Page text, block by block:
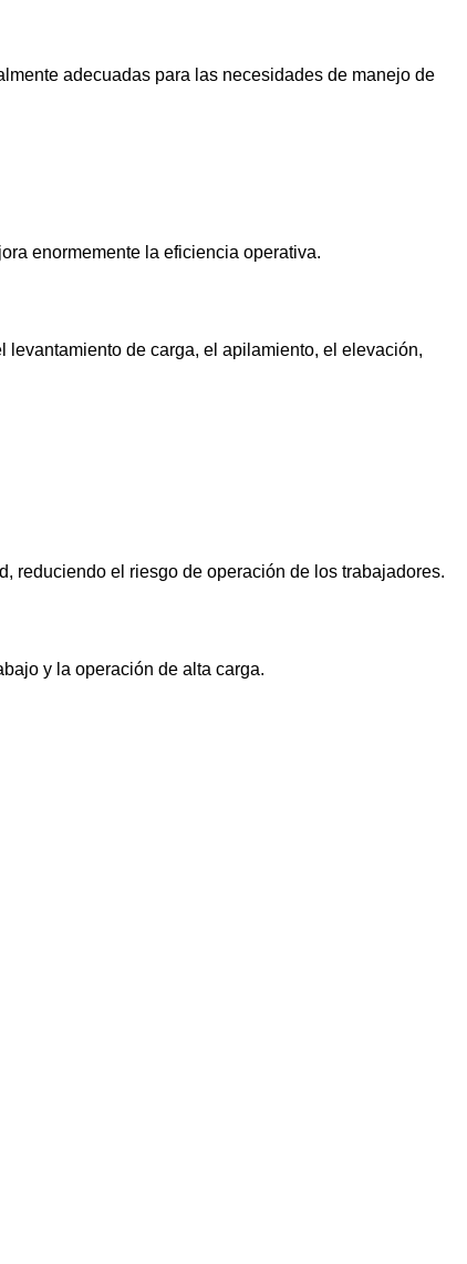
adecuadas para las necesidades de manejo de
enormemente la eficiencia operativa.
de carga, el apilamiento, el elevación,
reduciendo el riesgo de operación de los trabajadores.
y la operación de alta carga.